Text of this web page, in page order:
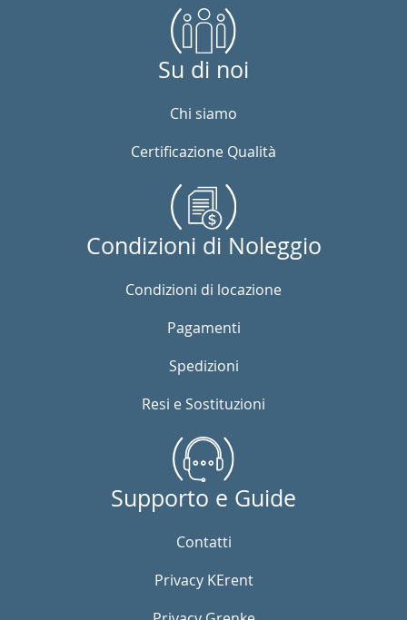
Su di noi
Chi siamo
Certificazione Qualità
Condizioni di Noleggio
Condizioni di locazione
Pagamenti
Spedizioni
Resi e Sostituzioni
Supporto e Guide
Contatti
Privacy KErent